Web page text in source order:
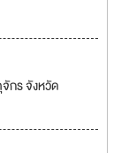
กร จังหวัด